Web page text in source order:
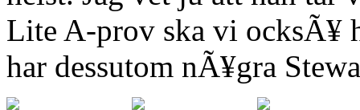
Lite A-prov ska vi ocksÃ¥
har dessutom nÃ¥gra